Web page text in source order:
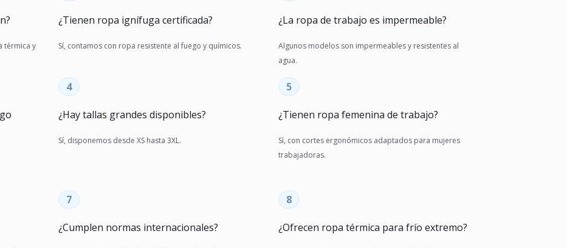
térmica y
¿Tienen ropa ignífuga certificada?
Sí, contamos con ropa resistente al fuego y químicos.
¿La ropa de trabajo es impermeable?
Algunos modelos son impermeables y resistentes al
agua.
4
¿Hay tallas grandes disponibles?
Sí, disponemos desde XS hasta 3XL.
5
¿Tienen ropa femenina de trabajo?
Sí, con cortes ergonómicos adaptados para mujeres
trabajadoras.
7
¿Cumplen normas internacionales?
8
¿Ofrecen ropa térmica para frío extremo?